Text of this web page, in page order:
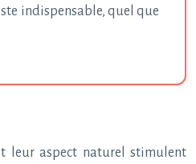
indispensable, quel que
leur aspect naturel stimulent